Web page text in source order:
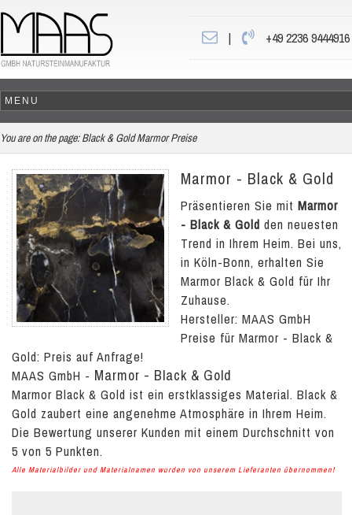
| +49 2236 9444916
You are on the page: Black & Gold Marmor Preise
Marmor - Black & Gold
Präsentieren Sie mit Marmor
- Black & Gold den neuesten
Trend in Ihrem Heim. Bei uns,
in Köln-Bonn, erhalten Sie
Marmor Black & Gold für Ihr
Zuhause.
Hersteller: MAAS GmbH
Preise für Marmor - Black &
Gold: Preis auf Anfrage!
MAAS GmbH - Marmor - Black & Gold
Marmor Black & Gold ist ein erstklassiges Material. Black &
Gold zaubert eine angenehme Atmosphäre in Ihrem Heim.
Die Bewertung unserer Kunden mit einem Durchschnitt von
5 von 5 Punkten.
Alle Materialbilder und Materialnamen wurden von unserem Lieferanten übernommen!